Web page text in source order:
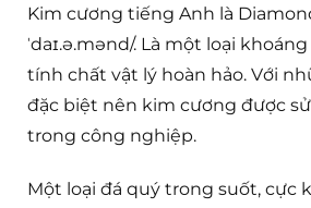
Kim cương tiếng Anh là
ˈdaɪ.ə.mənd/. Là một loại
tính chất vật lý hoàn hảo. Với
đặc biệt nên kim cương được
trong công nghiệp.
Một loại đá quý trong suốt, cực